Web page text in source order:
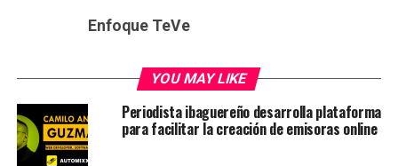
Enfoque TeVe
YOU MAY LIKE
Periodista ibaguereño desarrolla plataforma
para facilitar la creación de emisoras online